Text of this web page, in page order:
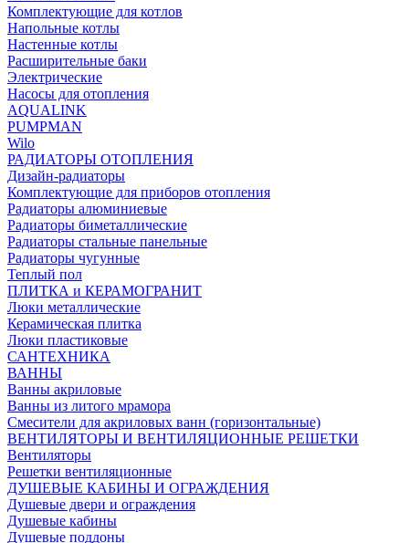
Комплектующие для котлов
Напольные котлы
Настенные котлы
Расширительные баки
Электрические
Насосы для отопления
AQUALINK
PUMPMAN
Wilo
РАДИАТОРЫ ОТОПЛЕНИЯ
Дизайн-радиаторы
Комплектующие для приборов отопления
Радиаторы алюминиевые
Радиаторы биметаллические
Радиаторы стальные панельные
Радиаторы чугунные
Теплый пол
ПЛИТКА и КЕРАМОГРАНИТ
Люки металлические
Керамическая плитка
Люки пластиковые
САНТЕХНИКА
ВАННЫ
Ванны акриловые
Ванны из литого мрамора
Смесители для акриловых ванн (горизонтальные)
ВЕНТИЛЯТОРЫ И ВЕНТИЛЯЦИОННЫЕ РЕШЕТКИ
Вентиляторы
Решетки вентиляционные
ДУШЕВЫЕ КАБИНЫ И ОГРАЖДЕНИЯ
Душевые двери и ограждения
Душевые кабины
Душевые поддоны